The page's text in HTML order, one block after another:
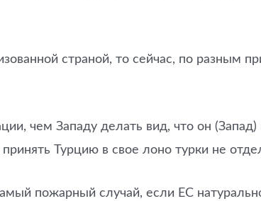
страной, то сейчас, по разным
чем Западу делать вид, что он (Запад)
Турцию в свое лоно турки не
пожарный случай, если ЕС